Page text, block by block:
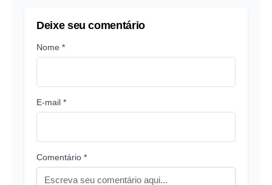
Deixe seu comentário
Nome *
E-mail *
Comentário *